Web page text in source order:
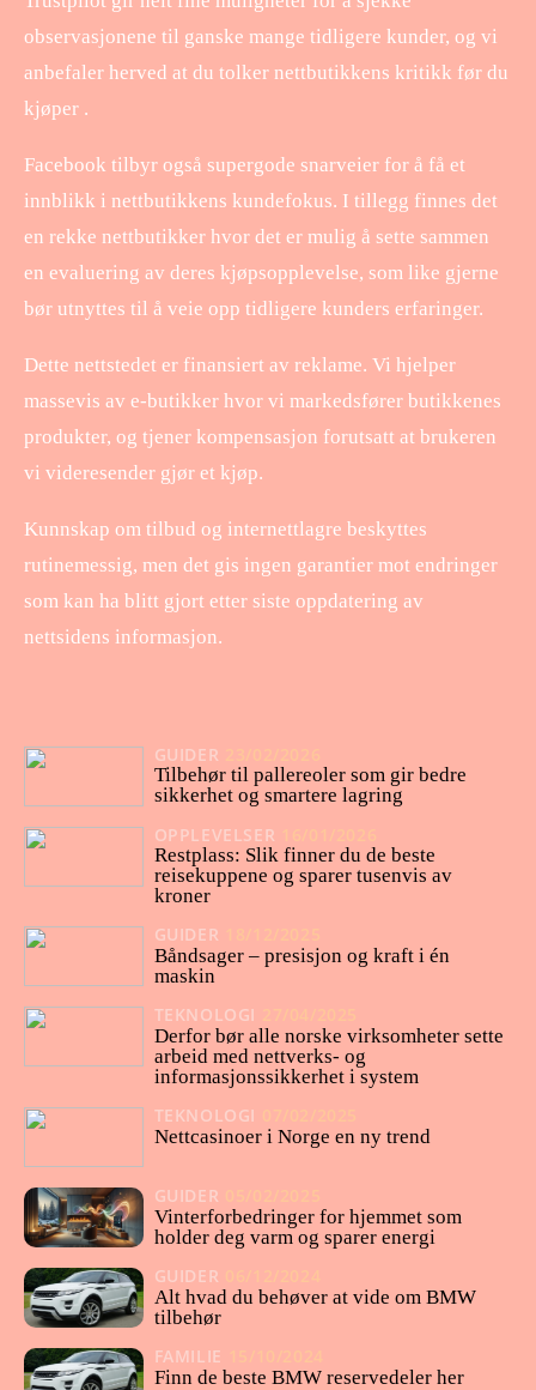
observasjonene til ganske mange tidligere kunder, og vi
anbefaler herved at du tolker nettbutikkens kritikk før du
kjøper .
Facebook tilbyr også supergode snarveier for å få et
innblikk i nettbutikkens kundefokus. I tillegg finnes det
en rekke nettbutikker hvor det er mulig å sette sammen
en evaluering av deres kjøpsopplevelse, som like gjerne
bør utnyttes til å veie opp tidligere kunders erfaringer.
Dette nettstedet er finansiert av reklame. Vi hjelper
massevis av e-butikker hvor vi markedsfører butikkenes
produkter, og tjener kompensasjon forutsatt at brukeren
vi videresender gjør et kjøp.
Kunnskap om tilbud og internettlagre beskyttes
rutinemessig, men det gis ingen garantier mot endringer
som kan ha blitt gjort etter siste oppdatering av
nettsidens informasjon.
GUIDER
Tilbehør til pallereoler som gir bedre
sikkerhet og smartere lagring
OPPLEVELSER
Restplass: Slik finner du de beste
reisekuppene og sparer tusenvis av
kroner
GUIDER
Båndsager – presisjon og kraft i én
maskin
TEKNOLOGI
Derfor bør alle norske virksomheter sette
arbeid med nettverks- og
informasjonssikkerhet i system
TEKNOLOGI
Nettcasinoer i Norge en ny trend
GUIDER
Vinterforbedringer for hjemmet som
holder deg varm og sparer energi
GUIDER
Alt hvad du behøver at vide om BMW
tilbehør
FAMILIE
Finn de beste BMW reservedeler her